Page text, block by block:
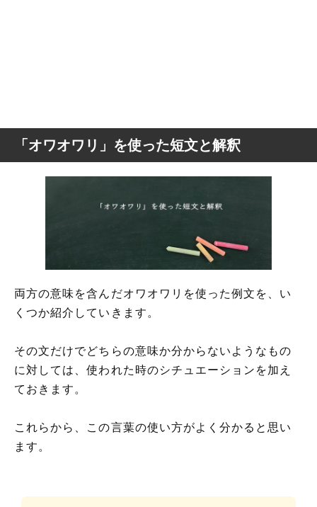
「オワオワリ」を使った短文と解釈
両方の意味を含んだオワオワリを使った例文を、い
くつか紹介していきます。
その文だけでどちらの意味か分からないようなもの
に対しては、使われた時のシチュエーションを加え
ておきます。
これらから、この言葉の使い方がよく分かると思い
ます。